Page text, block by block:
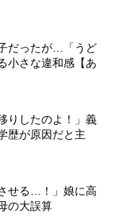
だったが…「うど
小さな違和感【あ
りしたのよ！」義
歴が原因だと主
せる…！」娘に高
の大誤算